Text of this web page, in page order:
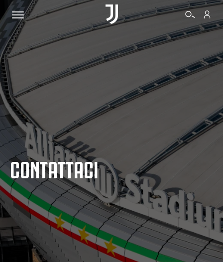
BIGLIETTI
SHOP
BIANCONERI
VIDEO
ALTRO
CONTATTACI